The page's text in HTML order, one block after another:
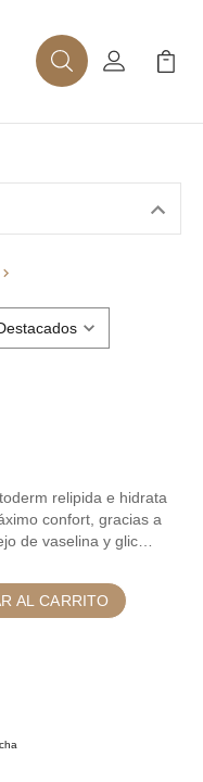
BuscarMi Cuenta
Mi
relipida e hidrata
confort, gracias a
de vaselina y glic…
AL CARRITO